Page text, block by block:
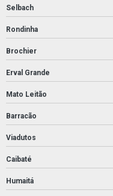
Selbach
Rondinha
Brochier
Erval Grande
Mato Leitão
Barracão
Viadutos
Caibaté
Humaitá